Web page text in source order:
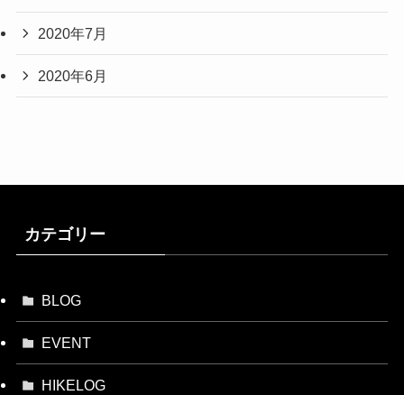
2020年7月
2020年6月
カテゴリー
BLOG
EVENT
HIKELOG